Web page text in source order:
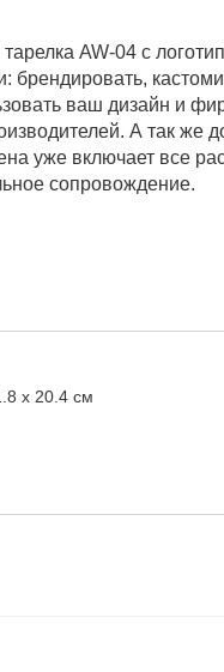
AW-04 с
брендировать,
ваш дизайн и
А так же
уже включает все
сопровождение.
х 20.4 см